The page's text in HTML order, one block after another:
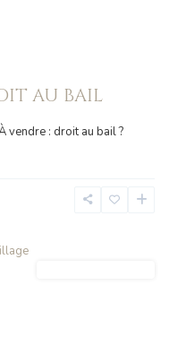
AU BAIL
vendre : droit au bail ?